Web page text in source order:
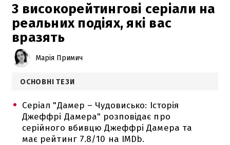
3 високорейтингові серіали на
реальних подіях, які вас
вразять
Марія Примич
ОСНОВНІ ТЕЗИ
Серіал "Дамер – Чудовисько: Історія
Джеффрі Дамера" розповідає про
серійного вбивцю Джеффрі Дамера та
має рейтинг 7.8/10 на IMDb.